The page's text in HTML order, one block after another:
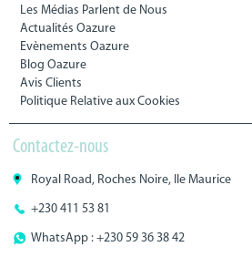
Les Médias Parlent de Nous
Actualités Oazure
Evènements Oazure
Blog Oazure
Avis Clients
Politique Relative aux Cookies
Contactez-nous
Royal Road, Roches Noire, Ile Maurice
+230 411 53 81
WhatsApp : +230 59 36 38 42